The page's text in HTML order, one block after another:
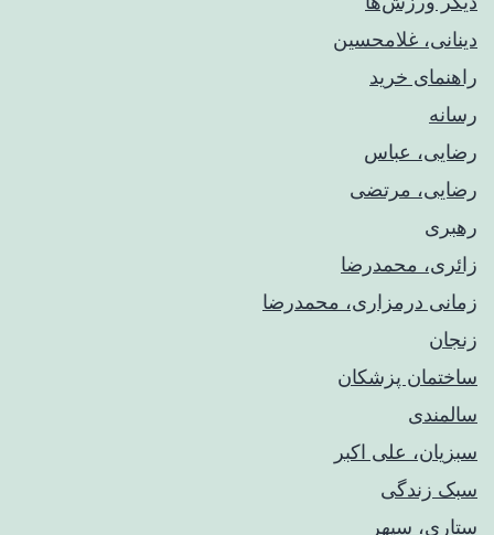
دینانی، غلامحسین
راهنمای خريد
رسانه
رضایی، عباس
رضایی، مرتضی
رهبری
زائری، محمدرضا
زمانی درمزاری، محمدرضا
زنجان
ساختمان پزشکان
سالمندی
سبزیان، علی اکبر
سبک زندگی
ستاری، سپهر